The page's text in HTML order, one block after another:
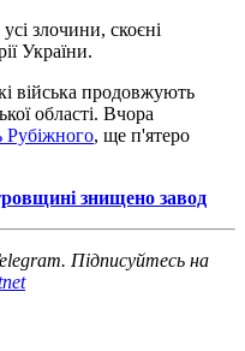
злочини, скоєні
України.
війська продовжують
області. Вчора
Рубіжного, ще п'ятеро
знищено завод
Підписуйтесь на